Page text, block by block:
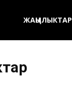
ЖАҢЫЛЫКТАР